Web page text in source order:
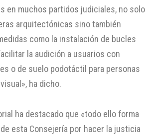
en muchos partidos judiciales, no solo
arquitectónicas sino también
como la instalación de bucles
la audición a usuarios con
o de suelo podotáctil para personas
ha dicho.
ha destacado que «todo ello forma
esta Consejería por hacer la justicia